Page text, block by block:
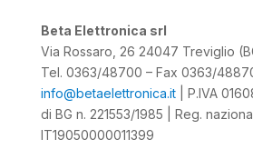
Beta Elettronica srl
Via Rossaro, 26 24047 Treviglio
Tel. 0363/48700 – Fax 0363/
info@betaelettronica.it| P.IVA
di BG n. 221553/1985 | Reg.
IT19050000011399